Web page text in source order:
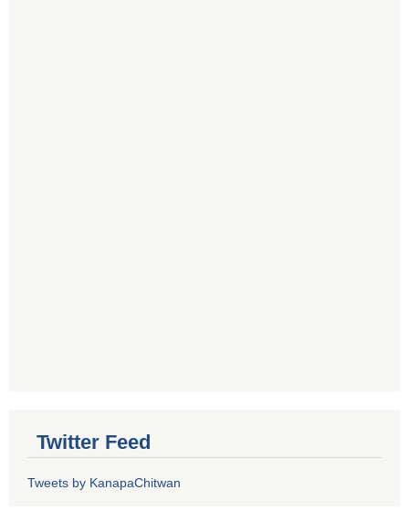
Twitter Feed
Tweets by KanapaChitwan